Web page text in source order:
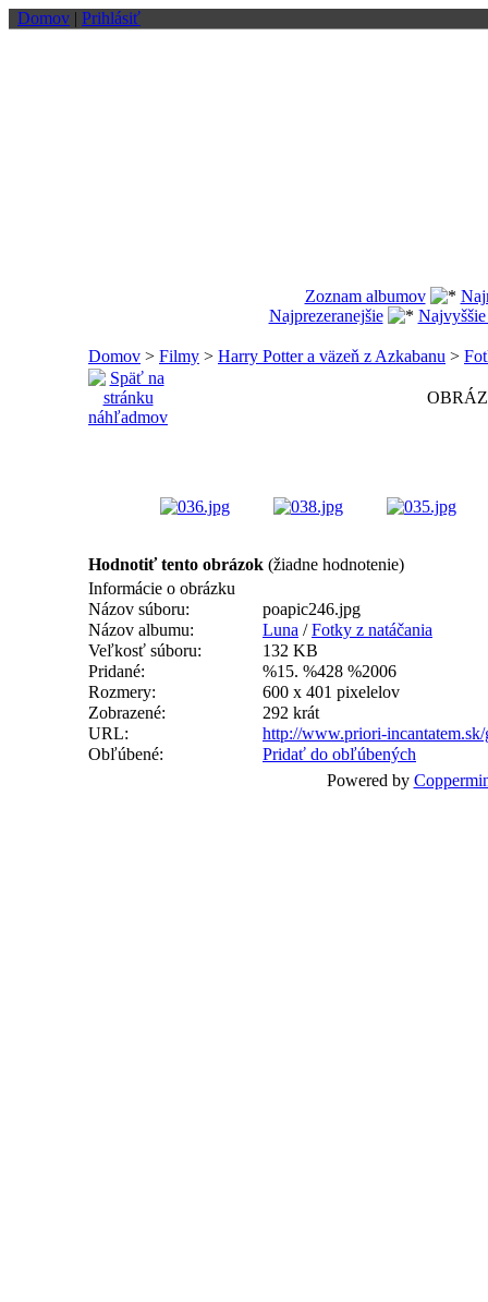
Domov | Prihlásiť
Zoznam albumov
Najprezeranejšie
Domov > Filmy > Harry Potter a väzeň z Azkabanu >
Hodnotiť tento obrázok (žiadne hodnotenie)
Informácie o obrázku
Názov súboru:
poapic246.jpg
Názov albumu:
Luna /Fotky z natáčania
Veľkosť súboru:
132 KB
Pridané:
%15. %428 %2006
Rozmery:
600 x 401 pixelelov
Zobrazené:
292 krát
URL:
http://www.priori-
Obľúbené:
Pridať do obľúbených
Powered by